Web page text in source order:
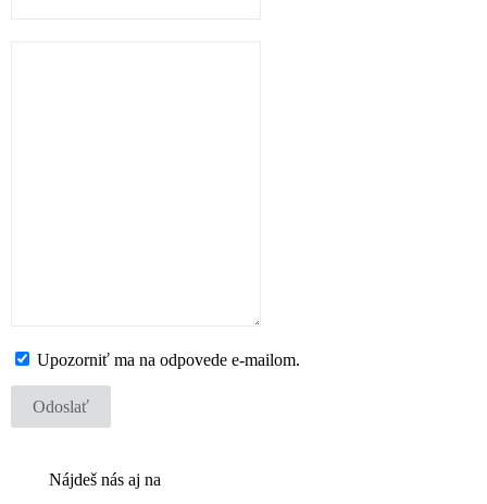
Upozorniť ma na odpovede e-mailom.
Odoslať
Nájdeš nás aj na